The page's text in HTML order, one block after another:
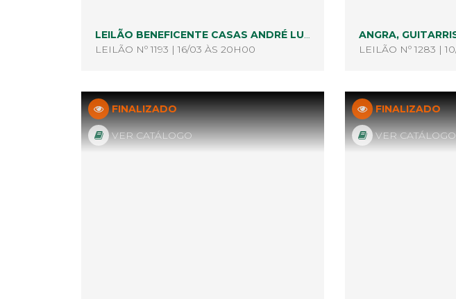
LEILÃO BENEFICENTE CASAS ANDRÉ LUIZ
LEILÃO Nº 1193 | 16/03 ÀS 20H00
LEILÃO Nº 1283 |
FINALIZADO
VER CATÁLOGO
FINALIZADO
VER CATÁLOGO